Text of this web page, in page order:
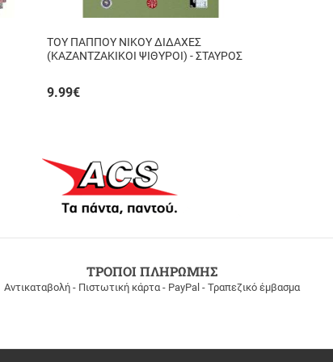
ΤΟΥ ΠΑΠΠΟΥ ΝΙΚΟΥ ΔΙΔΑΧΕΣ
(ΚΑΖΑΝΤΖΑΚΙΚΟΙ ΨΙΘΥΡΟΙ) - ΣΤΑΥΡΟΣ
9.99€
ΤΡΟΠΟΙ ΠΛΗΡΩΜΗΣ
Αντικαταβολή - Πιστωτική κάρτα - PayPal - Τραπεζικό έμβασμα